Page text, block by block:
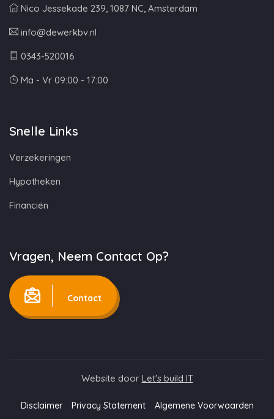
Nico Jessekade 239, 1087 NC, Amsterdam
info@dewerkbv.nl
0343-520016
Ma - Vr 09:00 - 17:00
Snelle Links
Verzekeringen
Hypotheken
Financiën
Vragen, Neem Contact Op?
Contact
Website door Let's build IT
Disclaimer Privacy Statement Algemene Voorwaarden